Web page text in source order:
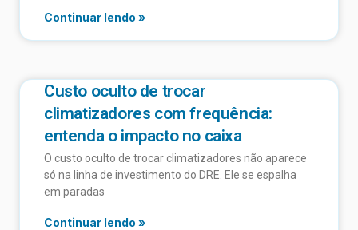
Continuar lendo »
Custo oculto de trocar
climatizadores com frequência:
entenda o impacto no caixa
O custo oculto de trocar climatizadores não aparece
só na linha de investimento do DRE. Ele se espalha
em paradas
Continuar lendo »